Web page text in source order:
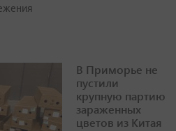
В Приморье не
пустили
крупную партию
зараженных
цветов из Китая